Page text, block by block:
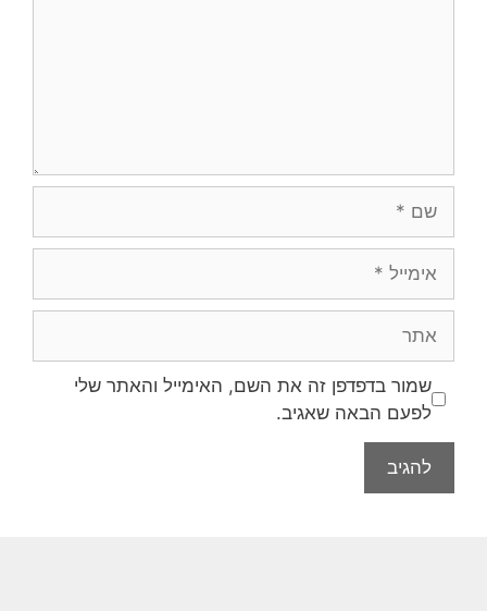
שמור בדפדפן זה את השם, האימייל והאתר שלי
לפעם הבאה שאגיב.